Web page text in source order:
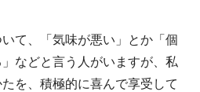
て、「気味が悪い」とか「個
などと言う人がいますが、私
を、積極的に喜んで享受して